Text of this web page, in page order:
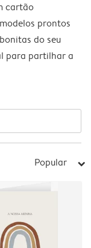
cartão
prontos
do seu
para partilhar a
Popular arrow_right